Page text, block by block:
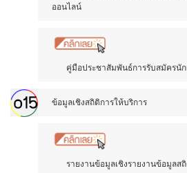
ออนไลน์
คู่มือประชาสัมพันธ์การรับสมัครนัก
ข้อมูลเชิงสถิติการให้บริการ
รายงานข้อมูลเชิงรายงานข้อมูลส